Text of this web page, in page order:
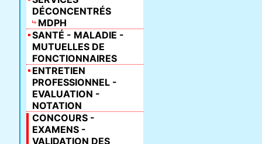
DÉCONCENTRÉS
MDPH
SANTÉ - MALADIE -
MUTUELLES DE
FONCTIONNAIRES
ENTRETIEN
PROFESSIONNEL -
EVALUATION -
NOTATION
CONCOURS -
EXAMENS -
VALIDATION DES